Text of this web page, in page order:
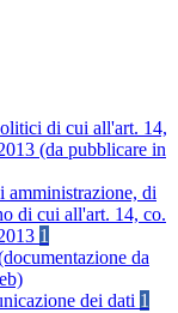
di cui all'art. 14,
(da pubblicare in
di
di cui all'art. 14, co.
1
da
dei dati 1